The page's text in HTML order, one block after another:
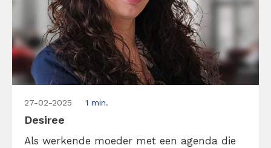
27-02-2025 1 min.
Desiree
Als werkende moeder met een agenda die